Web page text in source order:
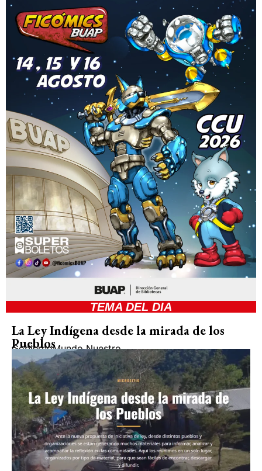
TEMA DEL DIA
La Ley Indígena desde la mirada de los
Pueblos
GobiernoMundo Nuestro